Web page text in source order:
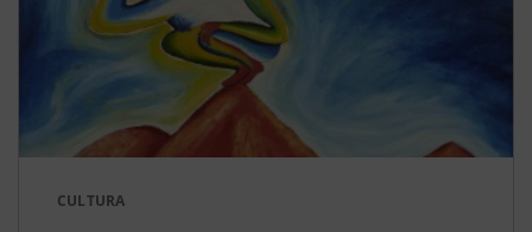
CULTURA